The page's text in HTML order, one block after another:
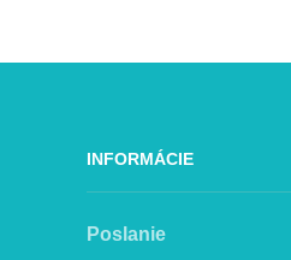
INFORMÁCIE
Poslanie